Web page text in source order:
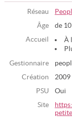
Réseau
Âge
de
Accueil
À
Gestionnaire
Création
2009
PSU
Oui
Site